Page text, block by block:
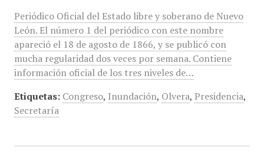
Periódico Oficial del Estado libre y soberano de Nuevo
León. El número 1 del periódico con este nombre
apareció el 18 de agosto de 1866, y se publicó con
mucha regularidad dos veces por semana. Contiene
información oficial de los tres niveles de…
Etiquetas: Congreso, Inundación, Olvera, Presidencia,
Secretaría